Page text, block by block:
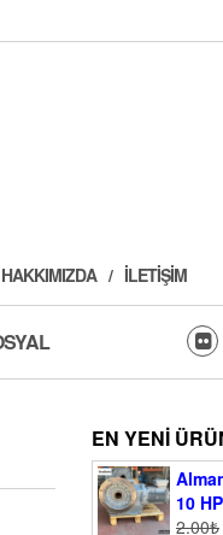
HAKKIMIZDA İLETIŞIM
EN YENI
10
2.00₺